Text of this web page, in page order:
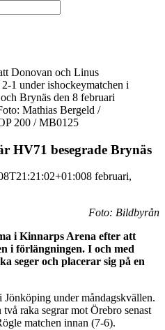
Donovan och Linus
1 under ishockeymatchen i
Brynäs den 8 februari
Mathias Bergeld /
200 / MB0125
HV71 besegrade Brynäs
8 februari,
Foto: Bildbyrån
i Kinnarps Arena efter att
i förlängningen. I och med
seger och placerar sig på en
under måndagskvällen.
raka segrar mot Örebro senast
matchen innan (7-6).